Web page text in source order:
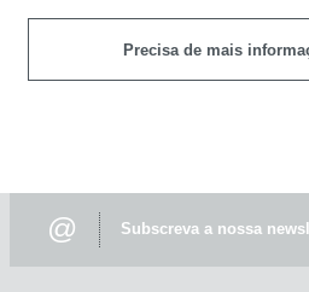
Precisa de mais
@ Subscreva a nossa